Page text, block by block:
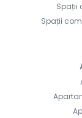
Spații
Spații